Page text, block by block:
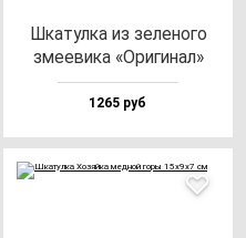
Шка­тул­ка из зе­ле­но­го
зме­еви­ка «Ори­ги­нал»
1265 руб